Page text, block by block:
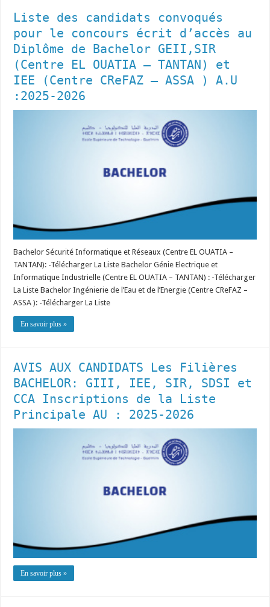
Liste des candidats convoqués
pour le concours écrit d’accès au
Diplôme de Bachelor GEII,SIR
(Centre EL OUATIA – TANTAN) et
IEE (Centre CReFAZ – ASSA ) A.U
:2025-2026
Bachelor Sécurité Informatique et Réseaux (Centre EL OUATIA –
TANTAN): -Télécharger La Liste Bachelor Génie Electrique et
Informatique Industrielle (Centre EL OUATIA – TANTAN) : -Télécharger
La Liste Bachelor Ingénierie de l’Eau et de l’Energie (Centre CReFAZ –
ASSA ): -Télécharger La Liste
En savoir plus »
AVIS AUX CANDIDATS Les Filières
BACHELOR: GIII, IEE, SIR, SDSI et
CCA Inscriptions de la Liste
Principale AU : 2025-2026
En savoir plus »